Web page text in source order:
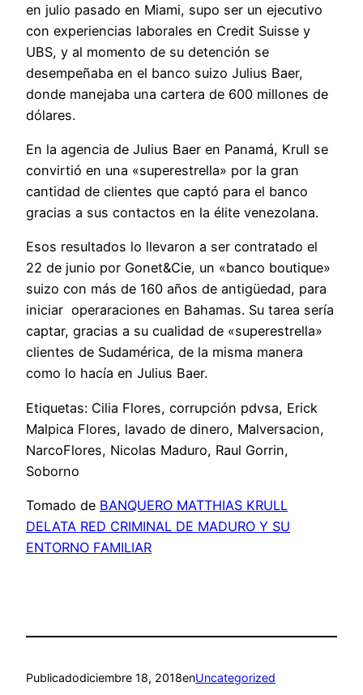
en julio pasado en Miami, supo ser un ejecutivo
con experiencias laborales en Credit Suisse y
UBS, y al momento de su detención se
desempeñaba en el banco suizo Julius Baer,
donde manejaba una cartera de 600 millones de
dólares.
En la agencia de Julius Baer en Panamá, Krull se
convirtió en una «superestrella» por la gran
cantidad de clientes que captó para el banco
gracias a sus contactos en la élite venezolana.
Esos resultados lo llevaron a ser contratado el
22 de junio por Gonet&Cie, un «banco boutique»
suizo con más de 160 años de antigüedad, para
iniciar operaraciones en Bahamas. Su tarea sería
captar, gracias a su cualidad de «superestrella»
clientes de Sudamérica, de la misma manera
como lo hacía en Julius Baer.
Etiquetas: Cilia Flores, corrupción pdvsa, Erick
Malpica Flores, lavado de dinero, Malversacion,
NarcoFlores, Nicolas Maduro, Raul Gorrin,
Soborno
Tomado de BANQUERO MATTHIAS KRULL
DELATA RED CRIMINAL DE MADURO Y SU
ENTORNO FAMILIAR
Publicadodiciembre 18, 2018enUncategorized